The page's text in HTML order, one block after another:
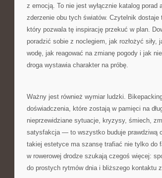
z emocją. To nie jest wyłącznie katalog
zderzenie obu tych światów. Czytelnik
który pozwala tę inspirację przekuć w plan.
poradzić sobie z noclegiem, jak rozłożyć
wodę, jak reagować na zmianę pogody i jak
droga wystawia charakter na próbę.
Ważny jest również wymiar ludzki.
doświadczenia, które zostają w pamięci na
nieprzewidziane sytuacje, kryzysy, śmiech,
satysfakcja — to wszystko buduje prawdziwą
takiej estetyce ma szansę trafiać nie tylko do
w rowerowej drodze szukają czegoś więcej:
do prostych rytmów dnia i bliższego kontaktu